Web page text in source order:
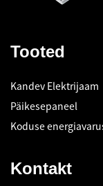
Tooted
Kandev Elektrijaam
Päikesepaneel
Koduse
Kontakt